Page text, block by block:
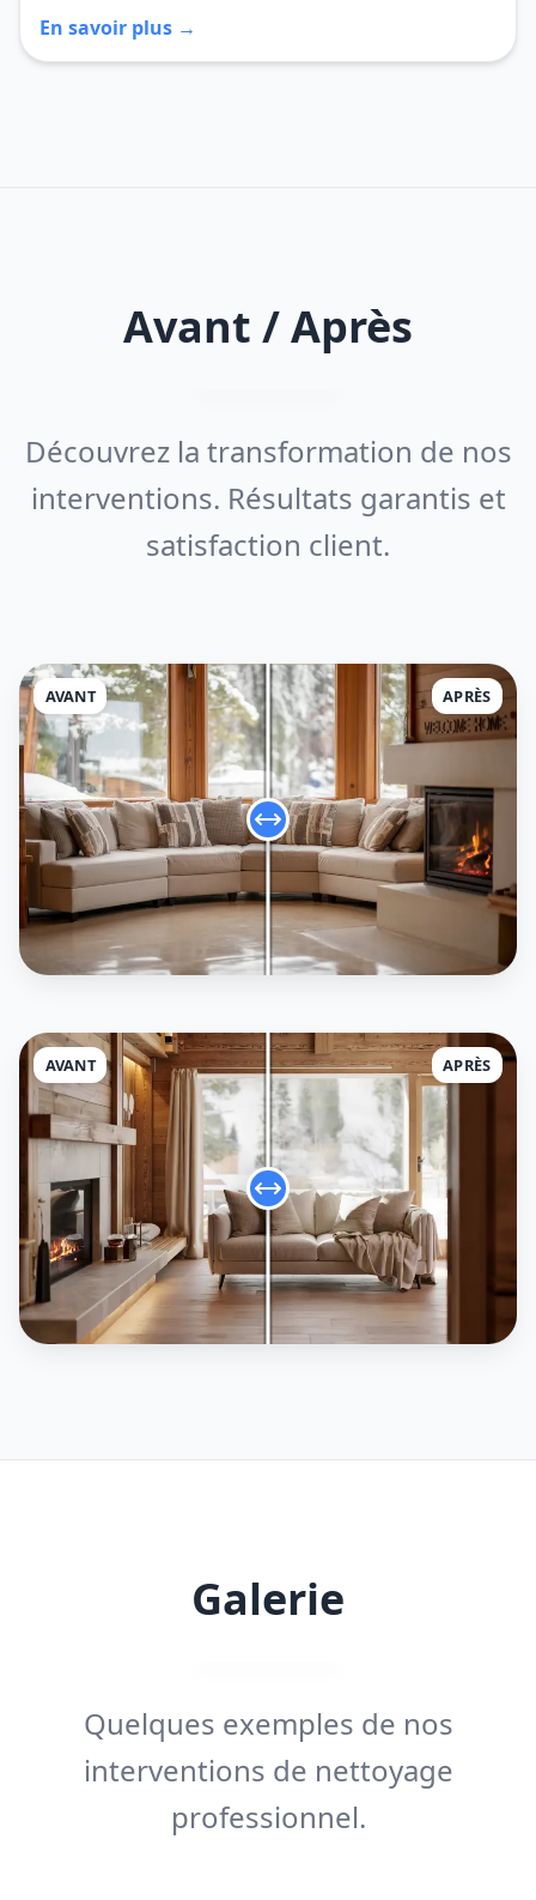
En savoir plus →
Avant / Après
Découvrez la transformation de nos
interventions. Résultats garantis et
satisfaction client.
AVANT APRÈS
AVANT APRÈS
Galerie
Quelques exemples de nos
interventions de nettoyage
professionnel.